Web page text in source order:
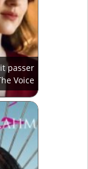
passer
Voice